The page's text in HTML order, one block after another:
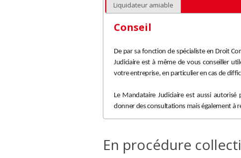
Liquidateur amiable
Conseil
De par sa fonction de spécialiste en Droit
Judiciaire est à même de vous conseiller
votre entreprise, en particulier en cas de
Le Mandataire Judiciaire est aussi
donner des consultations mais également à
En procédure